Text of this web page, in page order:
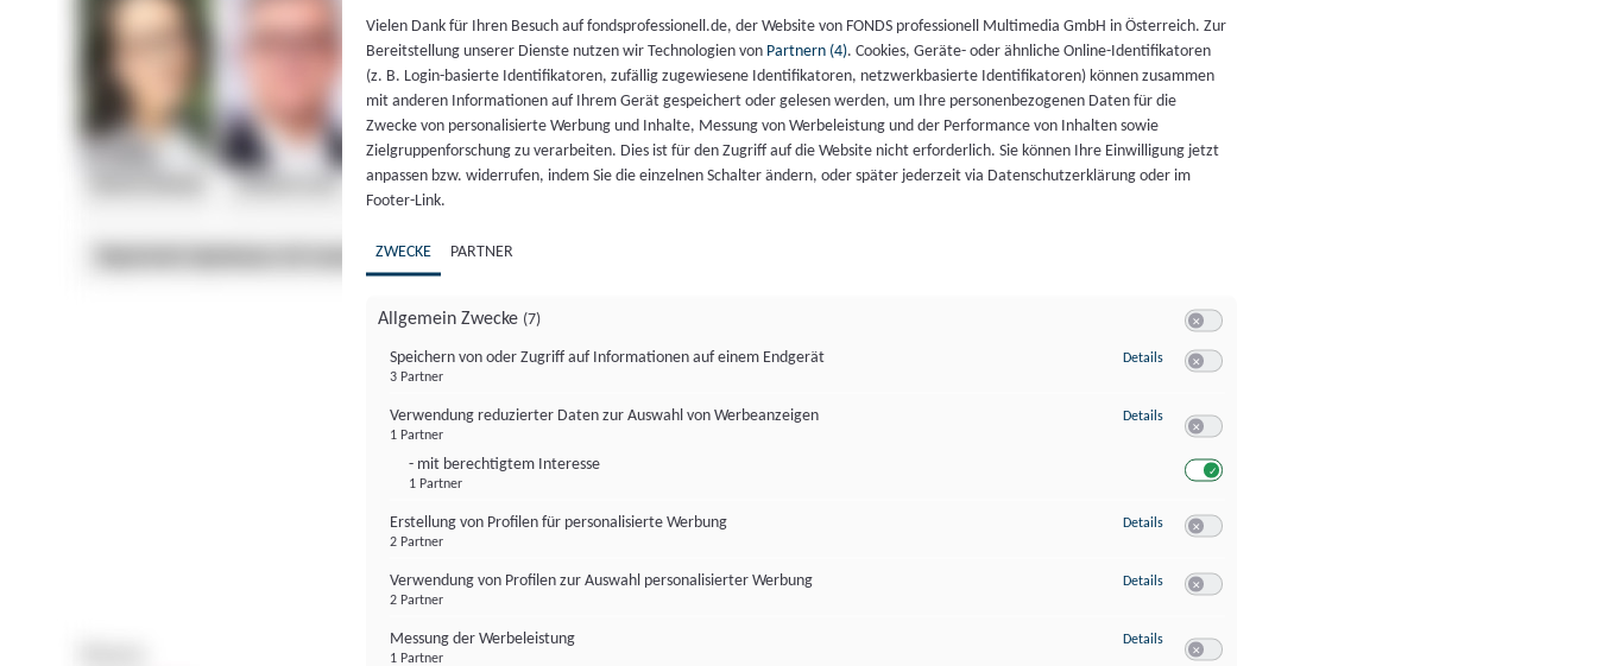
Vielen Dank für Ihren Besuch auf fondsprofessionell.de, der Website von FONDS professionell Multimedia GmbH in Österreich. Zur
Bereitstellung unserer Dienste nutzen wir Technologien von Partnern (4). Cookies, Geräte- oder ähnliche Online-Identifikatoren
(z. B. Login-basierte Identifikatoren, zufällig zugewiesene Identifikatoren, netzwerkbasierte Identifikatoren) können zusammen
mit anderen Informationen auf Ihrem Gerät gespeichert oder gelesen werden, um Ihre personenbezogenen Daten für die
Zwecke von personalisierte Werbung und Inhalte, Messung von Werbeleistung und der Performance von Inhalten sowie
Zielgruppenforschung zu verarbeiten. Dies ist für den Zugriff auf die Website nicht erforderlich. Sie können Ihre Einwilligung jetzt
anpassen bzw. widerrufen, indem Sie die einzelnen Schalter ändern, oder später jederzeit via Datenschutzerklärung oder im
Footer-Link.
ZWECKE PARTNER
Allgemein Zwecke (7)
Speichern von oder Zugriff auf Informationen auf einem Endgerät
3 Partner
Details zu Speichern von oder Zugriff auf Informationen auf einem Endgerät
Verwendung reduzierter Daten zur Auswahl von Werbeanzeigen
1 Partner
- mit berechtigtem Interesse
1 Partner
Details zu Verwendung reduzierter Daten zur Auswahl von Werbeanzeigen
Erstellung von Profilen für personalisierte Werbung
2 Partner
Details zu Erstellung von Profilen für personalisierte Werbung
Verwendung von Profilen zur Auswahl personalisierter Werbung
2 Partner
Details zu Verwendung von Profilen zur Auswahl personalisierter Werbung
Messung der Werbeleistung
1 Partner
Details zu Messung der Werbeleistung